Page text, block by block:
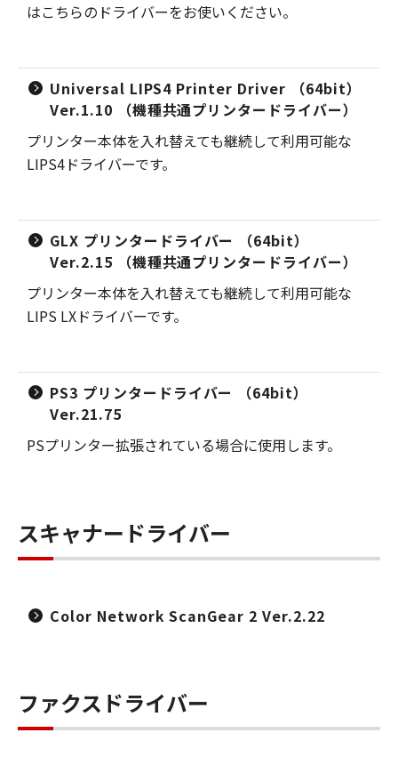
はこちらのドライバーをお使いください。
Universal LIPS4 Printer Driver （64bit）
Ver.1.10 （機種共通プリンタードライバー）
プリンター本体を入れ替えても継続して利用可能な
LIPS4ドライバーです。
GLX プリンタードライバー （64bit）
Ver.2.15 （機種共通プリンタードライバー）
プリンター本体を入れ替えても継続して利用可能な
LIPS LXドライバーです。
PS3 プリンタードライバー （64bit）
Ver.21.75
PSプリンター拡張されている場合に使用します。
スキャナードライバー
Color Network ScanGear 2 Ver.2.22
ファクスドライバー